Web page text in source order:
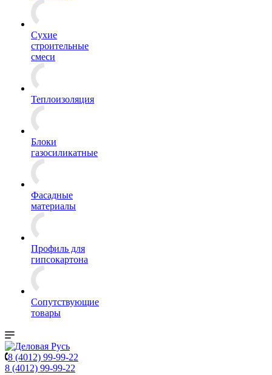
Сухие
строительные
смеси
Теплоизоляция
Блоки
газосиликатные
Фасадные
материалы
Профиль для
гипсокартона
Сопутствующие
товары
8 (4012) 99-99-22
8 (4012) 99-99-22